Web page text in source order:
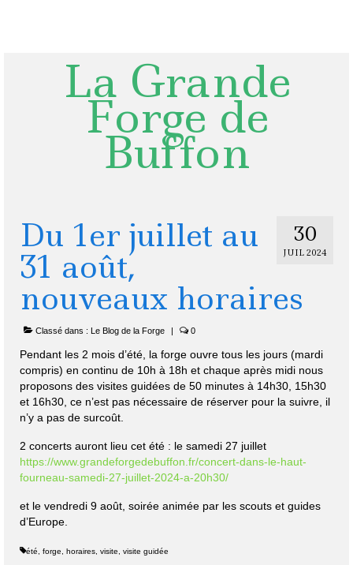
La Grande
Forge de
Buffon
30
JUIL 2024
Du 1er juillet au
31 août,
nouveaux horaires
Classé dans : Le Blog de la Forge | 0
Pendant les 2 mois d’été, la forge ouvre tous les jours (mardi
compris) en continu de 10h à 18h et chaque après midi nous
proposons des visites guidées de 50 minutes à 14h30, 15h30
et 16h30, ce n’est pas nécessaire de réserver pour la suivre, il
n’y a pas de surcoût.
2 concerts auront lieu cet été : le samedi 27 juillet
https://www.grandeforgedebuffon.fr/concert-dans-le-haut-
fourneau-samedi-27-juillet-2024-a-20h30/
et le vendredi 9 août, soirée animée par les scouts et guides
d’Europe.
été forge horaires visite visite guidée